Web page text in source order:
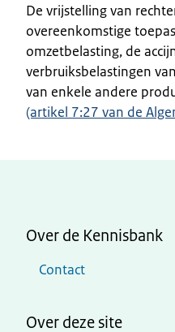
De vrijstelling van
overeenkomstige
omzetbelasting, de
verbruiksbelastingen
van enkele andere
(artikel 7:27 van de
Over de Kennisbank
Contact
Over deze site